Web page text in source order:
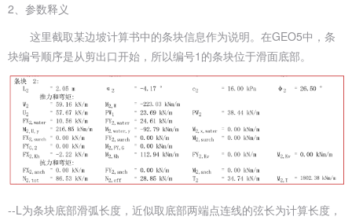
2、参数释义
这里截取某边坡计算书中的条块信息作为说明。在GEO5中，条
块编号顺序是从剪出口开始，所以编号1的条块位于滑面底部。
--L为条块底部滑弧长度，近似取底部两端点连线的弦长为计算长度，